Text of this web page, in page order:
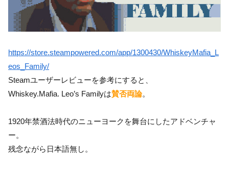
https://store.steampowered.com/app/1300430/WhiskeyMafia_L
eos_Family/
Steamユーザーレビューを参考にすると、
Whiskey.Mafia. Leo’s Familyは賛否両論。
1920年禁酒法時代のニューヨークを舞台にしたアドベンチャ
ー。
残念ながら日本語無し。